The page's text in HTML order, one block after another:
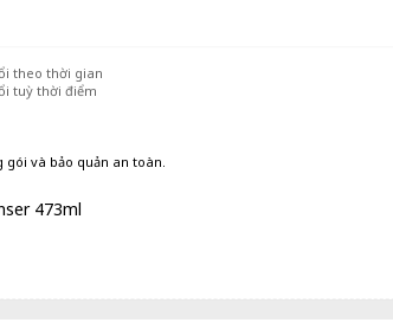
theo thời gian
tuỳ thời điểm
gói và bảo quản an toàn.
473ml